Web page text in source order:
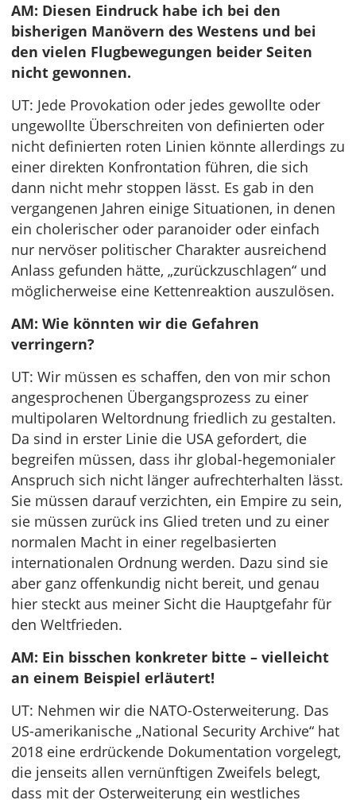
AM: Diesen Eindruck habe ich bei den
bisherigen Manövern des Westens und bei
den vielen Flugbewegungen beider Seiten
nicht gewonnen.
UT: Jede Provokation oder jedes gewollte oder
ungewollte Überschreiten von definierten oder
nicht definierten roten Linien könnte allerdings zu
einer direkten Konfrontation führen, die sich
dann nicht mehr stoppen lässt. Es gab in den
vergangenen Jahren einige Situationen, in denen
ein cholerischer oder paranoider oder einfach
nur nervöser politischer Charakter ausreichend
Anlass gefunden hätte, „zurückzuschlagen“ und
möglicherweise eine Kettenreaktion auszulösen.
AM: Wie könnten wir die Gefahren
verringern?
UT: Wir müssen es schaffen, den von mir schon
angesprochenen Übergangsprozess zu einer
multipolaren Weltordnung friedlich zu gestalten.
Da sind in erster Linie die USA gefordert, die
begreifen müssen, dass ihr global-hegemonialer
Anspruch sich nicht länger aufrechterhalten lässt.
Sie müssen darauf verzichten, ein Empire zu sein,
sie müssen zurück ins Glied treten und zu einer
normalen Macht in einer regelbasierten
internationalen Ordnung werden. Dazu sind sie
aber ganz offenkundig nicht bereit, und genau
hier steckt aus meiner Sicht die Hauptgefahr für
den Weltfrieden.
AM: Ein bisschen konkreter bitte – vielleicht
an einem Beispiel erläutert!
UT: Nehmen wir die NATO-Osterweiterung. Das
US-amerikanische „National Security Archive“ hat
2018 eine erdrückende Dokumentation vorgelegt,
die jenseits allen vernünftigen Zweifels belegt,
dass mit der Osterweiterung ein westliches